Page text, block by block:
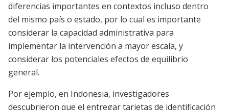
diferencias importantes en contextos incluso dentro
del mismo país o estado, por lo cual es importante
considerar la capacidad administrativa para
implementar la intervención a mayor escala, y
considerar los potenciales efectos de equilibrio
general.
Por ejemplo, en Indonesia, investigadores
descubrieron que el entregar tarjetas de identificación